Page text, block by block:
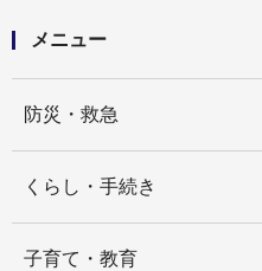
メニュー
防災・救急
くらし・手続き
子育て・教育